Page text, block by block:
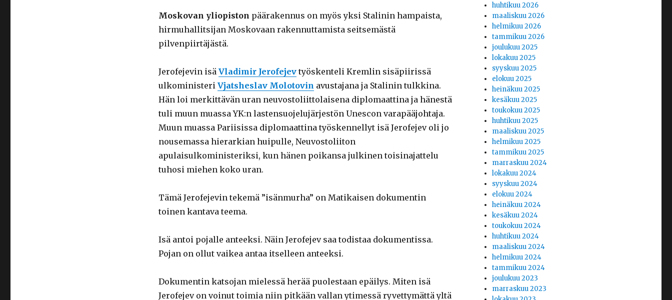
Moskovan yliopiston päärakennus on myös yksi Stalinin hampaista,
hirmuhallitsijan Moskovaan rakennuttamista seitsemästä
pilvenpiirtäjästä.
Jerofejevin isä Vladimir Jerofejevtyöskenteli Kremlin sisäpiirissä
ulkoministeri Vjatsheslav Molotovin avustajana ja Stalinin tulkkina.
Hän loi merkittävän uran neuvostoliittolaisena diplomaattina ja hänestä
tuli muun muassa YK:n lastensuojelujärjestön Unescon varapääjohtaja.
Muun muassa Pariisissa diplomaattina työskennellyt isä Jerofejev oli jo
nousemassa hierarkian huipulle, Neuvostoliiton
apulaisulkoministeriksi, kun hänen poikansa julkinen toisinajattelu
tuhosi miehen koko uran.
Tämä Jerofejevin tekemä ”isänmurha” on Matikaisen dokumentin
toinen kantava teema.
Isä antoi pojalle anteeksi. Näin Jerofejev saa todistaa dokumentissa.
Pojan on ollut vaikea antaa itselleen anteeksi.
Dokumentin katsojan mielessä herää puolestaan epäilys. Miten isä
Jerofejev on voinut toimia niin pitkään vallan ytimessä ryvettymättä yltä
huhtikuu 2026
maaliskuu 2026
helmikuu 2026
tammikuu 2026
joulukuu 2025
lokakuu 2025
syyskuu 2025
elokuu 2025
heinäkuu 2025
kesäkuu 2025
toukokuu 2025
huhtikuu 2025
maaliskuu 2025
helmikuu 2025
tammikuu 2025
marraskuu 2024
lokakuu 2024
syyskuu 2024
elokuu 2024
heinäkuu 2024
kesäkuu 2024
toukokuu 2024
huhtikuu 2024
maaliskuu 2024
helmikuu 2024
tammikuu 2024
joulukuu 2023
marraskuu 2023